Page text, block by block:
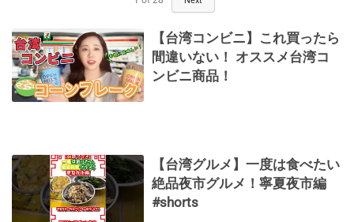
【台湾コンビニ】これ買ったら
間違いない！ オススメ台湾コ
ンビニ商品！
【台湾グルメ】一度は食べたい
絶品夜市グルメ！寧夏夜市編
#shorts